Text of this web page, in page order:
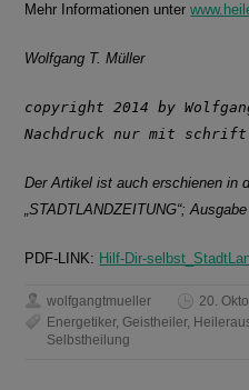
Mehr Informationen unter
Wolfgang T. Müller
copyright 2014 by
Nachdruck nur mit
Der Artikel ist auch erschienen in
„STADTLANDZEITUNG“;
PDF-LINK: Hilf-Dir-
wolfgangtmueller 20.
Energetiker,Geistheiler,
Selbstheilung